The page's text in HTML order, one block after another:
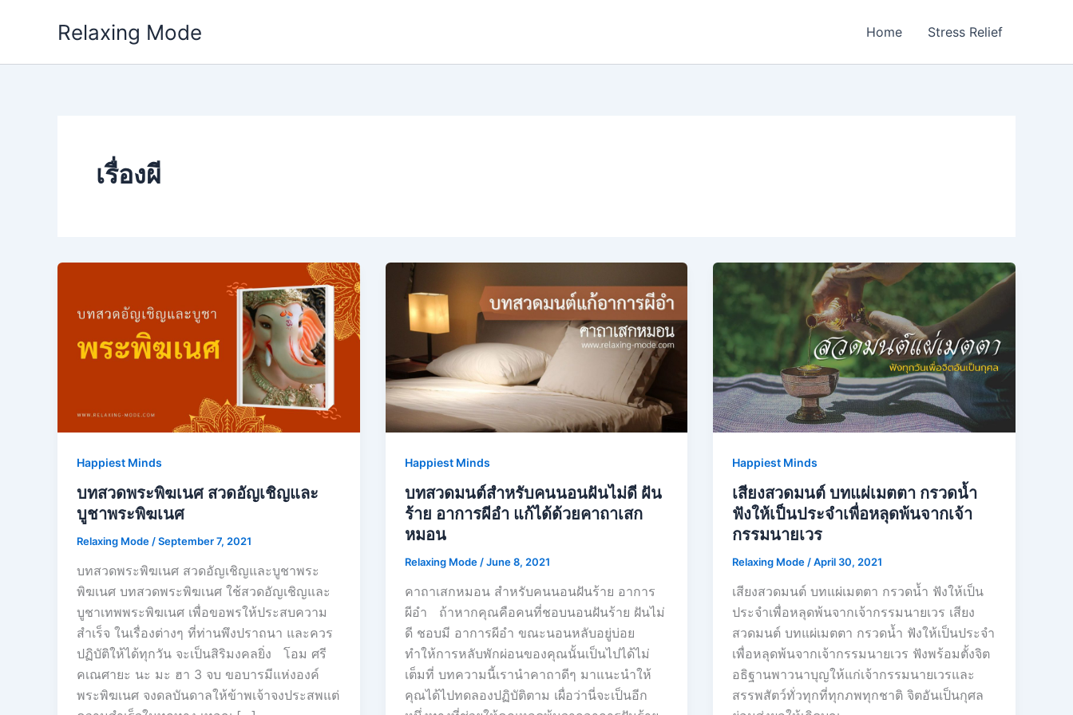
Relaxing Mode Home Stress Relief
เรื่องผี
Happiest Minds
บทสวดพระพิฆเนศ สวดอัญเชิญและ
บูชาพระพิฆเนศ
Relaxing Mode /September 7, 2021
บทสวดพระพิฆเนศ สวดอัญเชิญและบูชาพระ
พิฆเนศ บทสวดพระพิฆเนศ ใช้สวดอัญเชิญและ
บูชาเทพพระพิฆเนศ เพื่อขอพรให้ประสบความ
สำเร็จ ในเรื่องต่างๆ ที่ท่านพึงปราถนา และควร
ปฏิบัติให้ได้ทุกวัน จะเป็นสิริมงคลยิ่ง โอม ศรี
คเณศายะ นะ มะ ฮา 3 จบ ขอบารมีแห่งองค์
พระพิฆเนศ จงดลบันดาลให้ข้าพเจ้าจงประสพแต่
Happiest Minds
บทสวดมนต์สำหรับคนนอนฝันไม่ดี ฝัน
ร้าย อาการผีอํา แก้ได้ด้วยคาถาเสก
หมอน
Relaxing Mode /June 8, 2021
คาถาเสกหมอน สำหรับคนนอนฝันร้าย อาการ
ผีอํา ถ้าหากคุณคือคนที่ชอบนอนฝันร้าย ฝันไม่
ดี ชอบมี อาการผีอํา ขณะนอนหลับอยู่บ่อย
ทำให้การหลับพักผ่อนของคุณนั้นเป็นไปได้ไม่
เต็มที่ บทความนี้เรานำคาถาดีๆ มาแนะนำให้
คุณได้ไปทดลองปฏิบัติตาม เผื่อว่านี่จะเป็นอีก
Happiest Minds
เสียงสวดมนต์ บทแผ่เมตตา กรวดน้ำ
ฟังให้เป็นประจำเพื่อหลุดพ้นจากเจ้า
กรรมนายเวร
Relaxing Mode /April 30, 2021
เสียงสวดมนต์ บทแผ่เมตตา กรวดน้ำ ฟังให้เป็น
ประจำเพื่อหลุดพ้นจากเจ้ากรรมนายเวร เสียง
สวดมนต์ บทแผ่เมตตา กรวดน้ำ ฟังให้เป็นประจำ
เพื่อหลุดพ้นจากเจ้ากรรมนายเวร ฟังพร้อมตั้งจิต
อธิฐานพาวนาบุญให้แก่เจ้ากรรมนายเวรและ
สรรพสัตว์ทั่วทุกที่ทุกภพทุกชาติ จิตอันเป็นกุศล